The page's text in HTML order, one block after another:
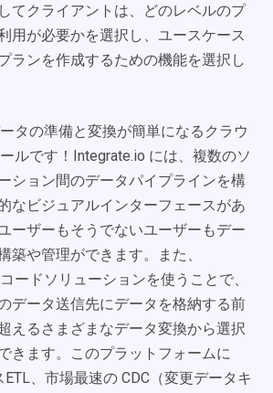
てクライアントは、どのレベルのプ
用が必要かを選択し、ユースケース
ランを作成するための機能を選択し
タの準備と変換が簡単になるクラウ
ルです！Integrate.io には、複数のソ
ション間のデータパイプラインを構
なビジュアルインターフェースがあ
ーザーもそうでないユーザーもデー
築や管理ができます。また、
ードソリューションを使うことで、
データ送信先にデータを格納する前
えるさまざまなデータ変換から選択
きます。このプラットフォームに
ETL、市場最速の CDC（変更データキ